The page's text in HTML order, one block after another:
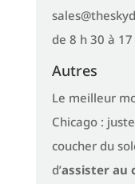
de 8 h 30 à 17
Autres
Le meilleur
Chicago :
coucher du
d’assister au